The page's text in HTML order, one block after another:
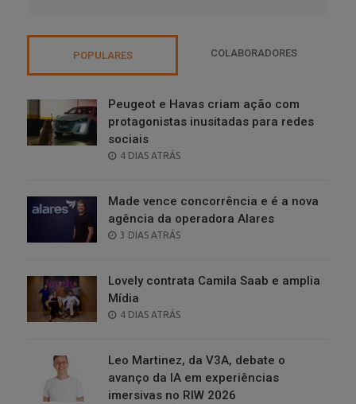
POPULARES COLABORADORES
Peugeot e Havas criam ação com
protagonistas inusitadas para redes
sociais
POSTED
4 DIAS ATRÁS
Made vence concorrência e é a nova
agência da operadora Alares
POSTED
3 DIAS ATRÁS
Lovely contrata Camila Saab e amplia
Mídia
POSTED
4 DIAS ATRÁS
Leo Martinez, da V3A, debate o
avanço da IA em experiências
imersivas no RIW 2026